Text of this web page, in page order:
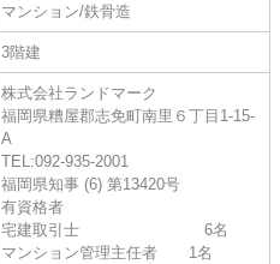
マンション/鉄骨造
3階建
株式会社ランドマーク
福岡県糟屋郡志免町南里６丁目1-15-
A
TEL:092-935-2001
福岡県知事 (6) 第13420号
有資格者
宅建取引士 6名
マンション管理主任者 1名